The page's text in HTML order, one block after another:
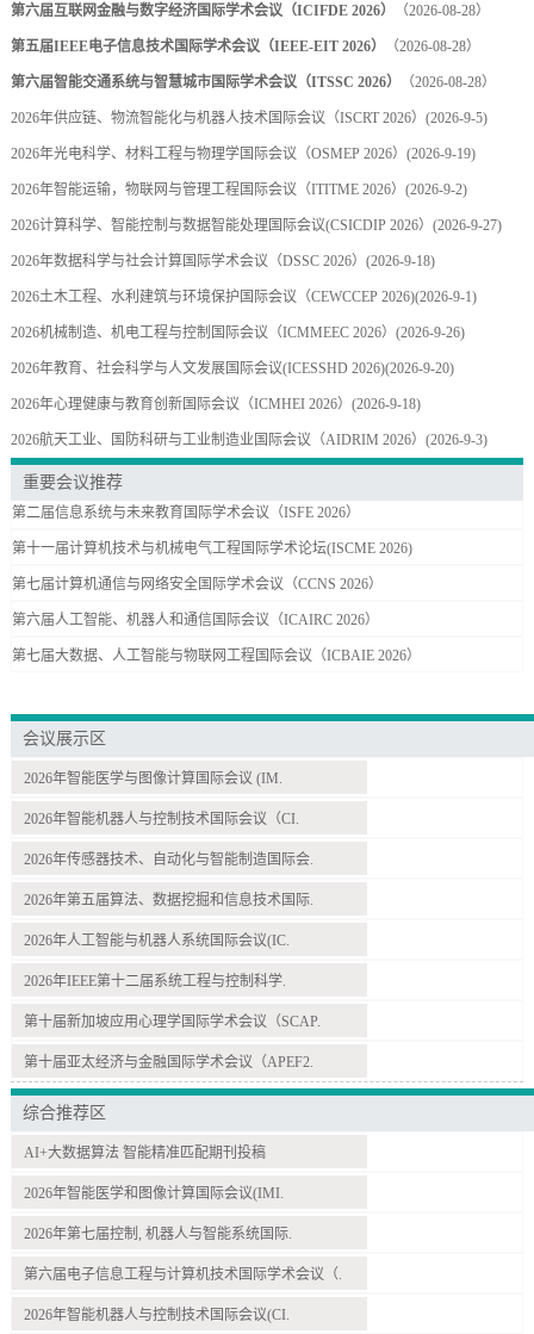
第六届互联网金融与数字经济国际学术会议（ICIFDE 2026） （2026-08-28）
第五届IEEE电子信息技术国际学术会议（IEEE-EIT 2026） （2026-08-28）
第六届智能交通系统与智慧城市国际学术会议（ITSSC 2026） （2026-08-28）
2026年供应链、物流智能化与机器人技术国际会议（ISCRT 2026） (2026-9-5)
2026年光电科学、材料工程与物理学国际会议（OSMEP 2026） (2026-9-19)
2026年智能运输，物联网与管理工程国际会议（ITITME 2026） (2026-9-2)
2026计算科学、智能控制与数据智能处理国际会议(CSICDIP 2026） (2026-9-27)
2026年数据科学与社会计算国际学术会议（DSSC 2026） (2026-9-18)
2026土木工程、水利建筑与环境保护国际会议（CEWCCEP 2026)(2026-9-1)
2026机械制造、机电工程与控制国际会议（ICMMEEC 2026） (2026-9-26)
2026年教育、社会科学与人文发展国际会议(ICESSHD 2026)(2026-9-20)
2026年心理健康与教育创新国际会议（ICMHEI 2026） (2026-9-18)
2026航天工业、国防科研与工业制造业国际会议（AIDRIM 2026） (2026-9-3)
重要会议推荐
第二届信息系统与未来教育国际学术会议（ISFE 2026）
第十一届计算机技术与机械电气工程国际学术论坛(ISCME 2026)
第七届计算机通信与网络安全国际学术会议（CCNS 2026）
第六届人工智能、机器人和通信国际会议（ICAIRC 2026）
第七届大数据、人工智能与物联网工程国际会议（ICBAIE 2026）
会议展示区
2026年智能医学与图像计算国际会议 (IM.
2026年智能机器人与控制技术国际会议（CI.
2026年传感器技术、自动化与智能制造国际会.
2026年第五届算法、数据挖掘和信息技术国际.
2026年人工智能与机器人系统国际会议(IC.
2026年IEEE第十二届系统工程与控制科学.
第十届新加坡应用心理学国际学术会议（SCAP.
第十届亚太经济与金融国际学术会议（APEF2.
综合推荐区
AI+大数据算法 智能精准匹配期刊投稿
2026年智能医学和图像计算国际会议(IMI.
2026年第七届控制, 机器人与智能系统国际.
第六届电子信息工程与计算机技术国际学术会议（.
2026年智能机器人与控制技术国际会议(CI.